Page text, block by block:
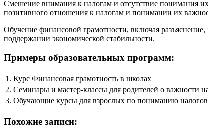
Смешение внимания к налогам и отсутствие понимания
позитивного отношения к налогам и понимании их
Обучение финансовой грамотности, включая
поддержании экономической стабильности.
Примеры образовательных программ:
1. Курс Финансовая грамотность в школах
2. Семинары и мастер-классы для родителей о важности
3. Обучающие курсы для взрослых по пониманию
Похожие записи: